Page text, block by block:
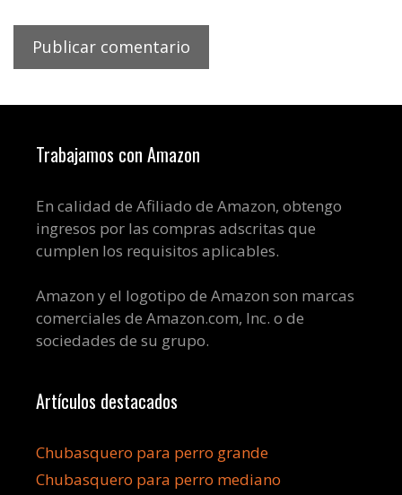
Trabajamos con Amazon
En calidad de Afiliado de Amazon, obtengo
ingresos por las compras adscritas que
cumplen los requisitos aplicables.
Amazon y el logotipo de Amazon son marcas
comerciales de Amazon.com, Inc. o de
sociedades de su grupo.
Artículos destacados
Chubasquero para perro grande
Chubasquero para perro mediano